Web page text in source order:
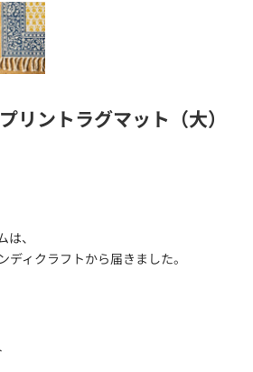
リントラグマット（大）
は、
ディクラフトから届きました。